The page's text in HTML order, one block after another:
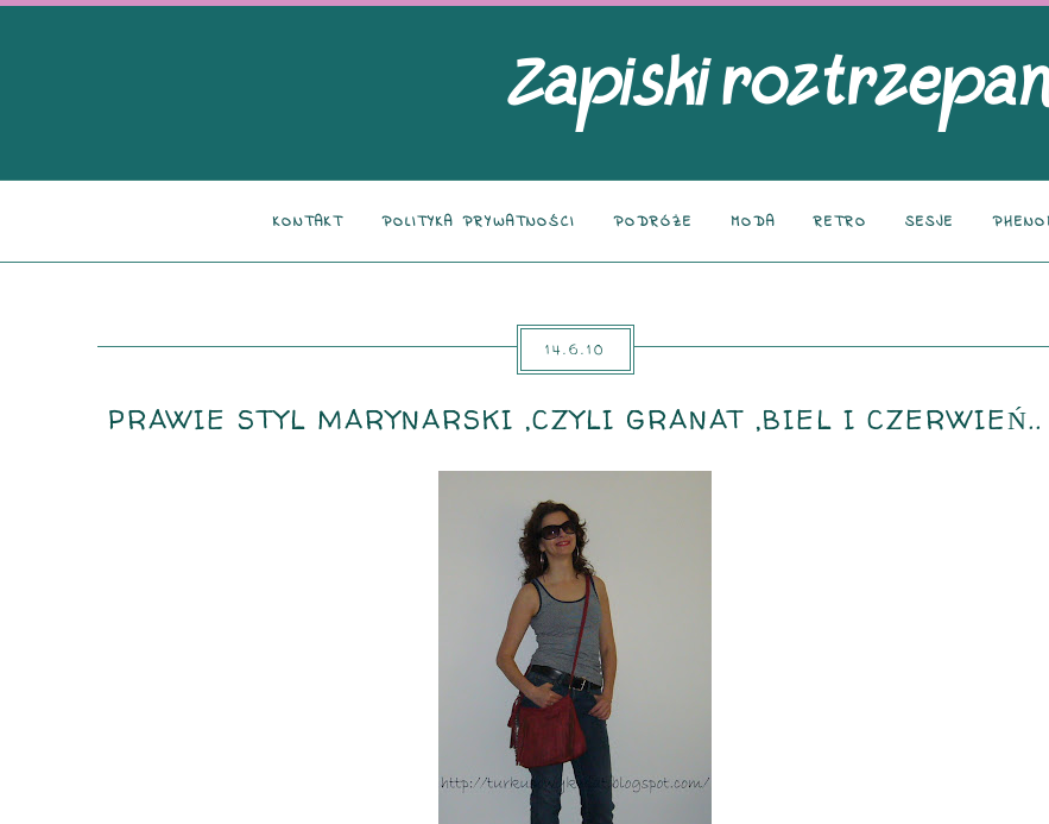
KONTAKT POLITYKA PRYWATNOŚCI PODRÓŻE MODA RETRO SESJE
14.6.10
PRAWIE STYL MARYNARSKI ,CZYLI GRANAT ,BIEL I CZERWIEŃ..